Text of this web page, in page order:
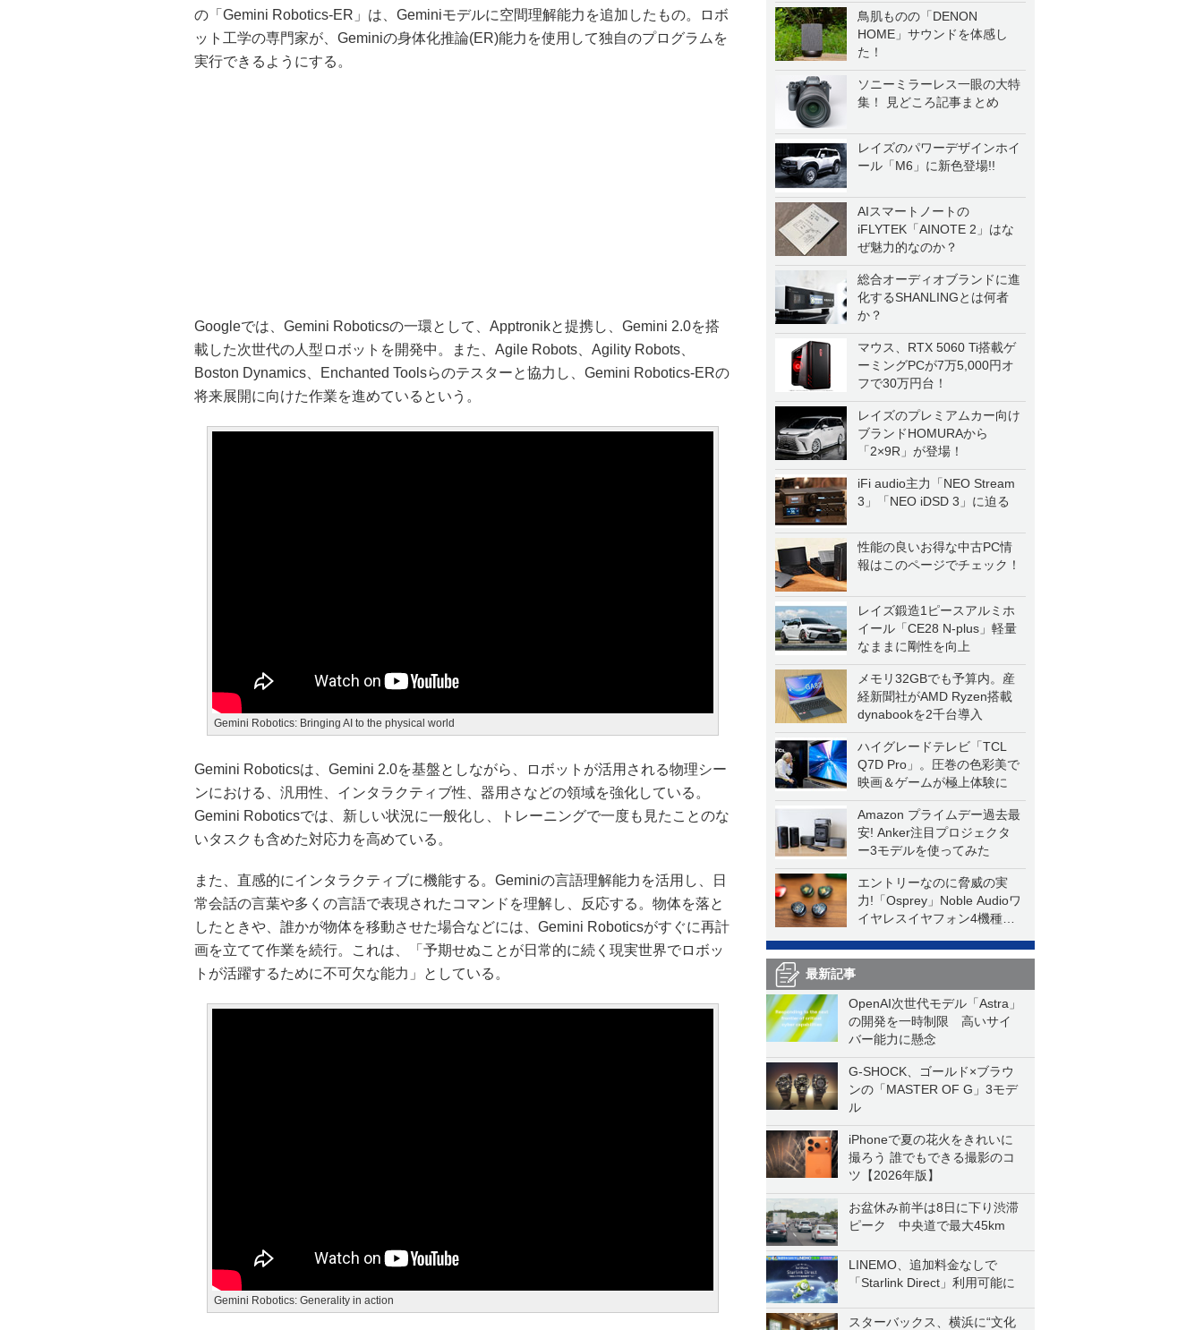
鳥肌ものの「DENON
HOME」サウンドを体感し
た！
ソニーミラーレス一眼の大特
集！ 見どころ記事まとめ
レイズのパワーデザインホイ
ール「M6」に新色登場!!
AIスマートノートの
iFLYTEK「AINOTE 2」はな
ぜ魅力的なのか？
総合オーディオブランドに進
化するSHANLINGとは何者
か？
マウス、RTX 5060 Ti搭載ゲ
ーミングPCが7万5,000円オ
フで30万円台！
レイズのプレミアムカー向け
ブランドHOMURAから
「2×9R」が登場！
iFi audio主力「NEO Stream
3」「NEO iDSD 3」に迫る
性能の良いお得な中古PC情
報はこのページでチェック！
レイズ鍛造1ピースアルミホ
イール「CE28 N-plus」軽量
なままに剛性を向上
メモリ32GBでも予算内。産
経新聞社がAMD Ryzen搭載
dynabookを2千台導入
ハイグレードテレビ「TCL
Q7D Pro」。圧巻の色彩美で
映画＆ゲームが極上体験に
Amazon プライムデー過去最
安! Anker注目プロジェクタ
ー3モデルを使ってみた
エントリーなのに脅威の実
力!「Osprey」Noble Audioワ
イヤレスイヤフォン4機種を
最新記事
OpenAI次世代モデル「Astra」
の開発を一時制限 高いサイ
バー能力に懸念
G-SHOCK、ゴールド×ブラウ
ンの「MASTER OF G」3モデ
ル
iPhoneで夏の花火をきれいに
撮ろう 誰でもできる撮影のコ
ツ【2026年版】
お盆休み前半は8日に下り渋滞
ピーク 中央道で最大45km
LINEMO、追加料金なしで
「Starlink Direct」利用可能に
スターバックス、横浜に“文化
の「Gemini Robotics-ER」は、Geminiモデルに空間理解能力を追加したもの。ロボ
ット工学の専門家が、Geminiの身体化推論(ER)能力を使用して独自のプログラムを
実行できるようにする。
Googleでは、Gemini Roboticsの一環として、Apptronikと提携し、Gemini 2.0を搭
載した次世代の人型ロボットを開発中。また、Agile Robots、Agility Robots、
Boston Dynamics、Enchanted Toolsらのテスターと協力し、Gemini Robotics-ERの
将来展開に向けた作業を進めているという。
Gemini Robotics: Bringing AI to the physical world
Gemini Roboticsは、Gemini 2.0を基盤としながら、ロボットが活用される物理シー
ンにおける、汎用性、インタラクティブ性、器用さなどの領域を強化している。
Gemini Roboticsでは、新しい状況に一般化し、トレーニングで一度も見たことのな
いタスクも含めた対応力を高めている。
また、直感的にインタラクティブに機能する。Geminiの言語理解能力を活用し、日
常会話の言葉や多くの言語で表現されたコマンドを理解し、反応する。物体を落と
したときや、誰かが物体を移動させた場合などには、Gemini Roboticsがすぐに再計
画を立てて作業を続行。これは、「予期せぬことが日常的に続く現実世界でロボッ
トが活躍するために不可欠な能力」としている。
Gemini Robotics: Generality in action